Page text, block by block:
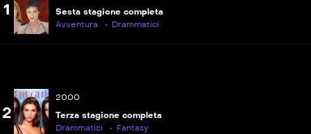
S04E21
Piccolo Diavolo
1
Sesta stagione completa
Avventura
Drammatici
2
2000
Terza stagione completa
Drammatici
Fantasy